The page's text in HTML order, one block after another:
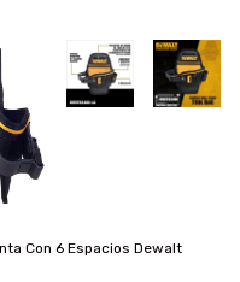
Con 6 Espacios Dewalt